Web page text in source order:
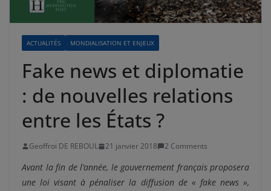
ACTUALITÉS MONDIALISATION ET ENJEUX
Fake news et diplomatie
: de nouvelles relations
entre les États ?
Geoffroi DE REBOUL 21 janvier 2018 2 Comments
Avant la fin de l’année, le gouvernement français proposera
une loi visant à pénaliser la diffusion de « fake news »,